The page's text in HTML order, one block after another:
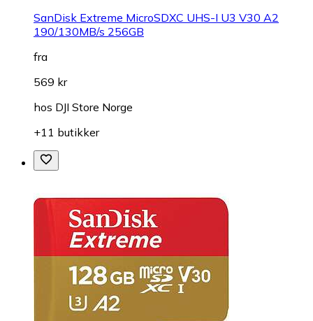
SanDisk Extreme MicroSDXC UHS-I U3 V30 A2
190/130MB/s 256GB
fra
569 kr
hos DJI Store Norge
+11 butikker